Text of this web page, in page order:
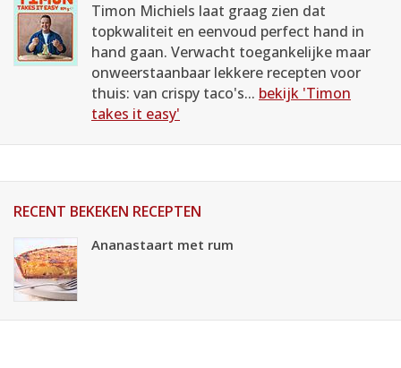
Timon Michiels laat graag zien dat
topkwaliteit en eenvoud perfect hand in
hand gaan. Verwacht toegankelijke maar
onweerstaanbaar lekkere recepten voor
thuis: van crispy taco's... bekijk 'Timon
takes it easy'
RECENT BEKEKEN RECEPTEN
Ananastaart met rum